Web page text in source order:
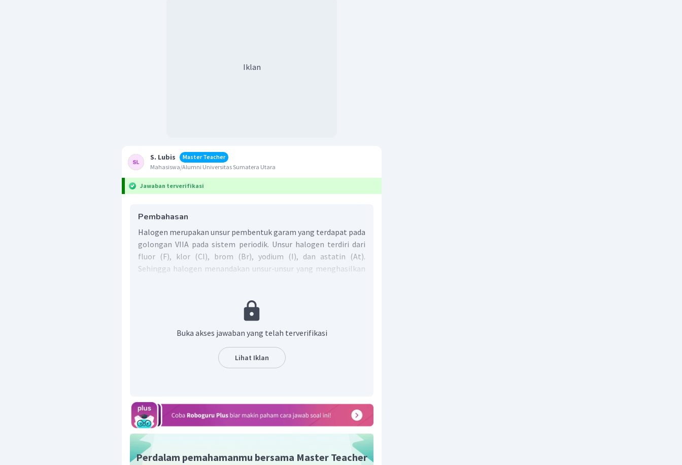
Iklan
S. Lubis
Master Teacher
Mahasiswa/Alumni Universitas Sumatera Utara
Jawaban terverifikasi
Pembahasan
Halogen merupakan unsur pembentuk garam yang terdapat pada
golongan VIIA pada sistem periodik. Unsur halogen terdiri dari
fluor (F), klor (Cl), brom (Br), yodium (I), dan astatin (At).
Sehingga halogen menandakan unsur-unsur yang menghasilkan
terdapat berbagai ion logam yang bereaksi dengan ion halogen
membentuk garam, seperti NaCl.
Jadi, senyawa halida banyak terdapat di air laut karena di
dengan ion halogen membentuk garam.
Buka akses jawaban yang telah terverifikasi
Lihat Iklan
Perdalam pemahamanmu bersama Master Teacher